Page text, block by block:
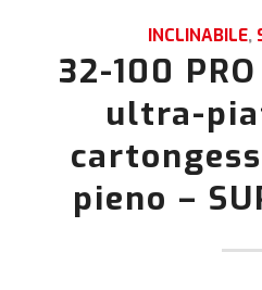
INCLINABILE,
32-100
ultra-
pieno –